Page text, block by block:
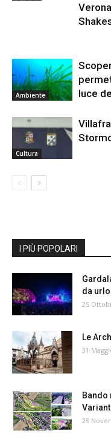
Ambiente
luce
Cultura
I PIÙ POPOLARI
da
25
Le
31
28